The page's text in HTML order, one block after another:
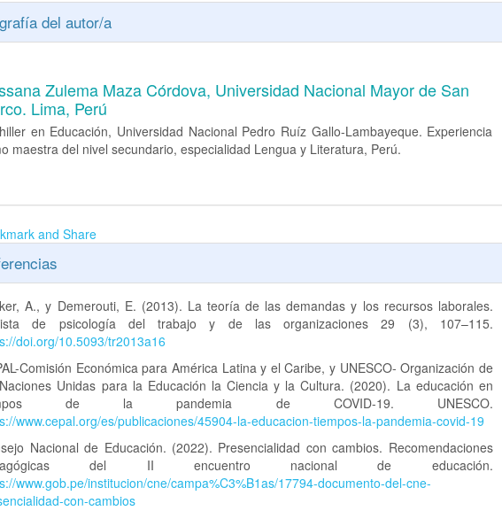
del autor/a
Zulema Maza Córdova, Universidad Nacional Mayor de San
Lima, Perú
en Educación, Universidad Nacional Pedro Ruíz Gallo-Lambayeque. Experiencia
maestra del nivel secundario, especialidad Lengua y Literatura, Perú.
A., y Demerouti, E. (2013). La teoría de las demandas y los recursos laborales.
de psicología del trabajo y de las organizaciones 29 (3), 107–115.
doi.org/10.5093/tr2013a16
Comisión Económica para América Latina y el Caribe, y UNESCO- Organización de
Unidas para la Educación la Ciencia y la Cultura. (2020). La educación en
de la pandemia de COVID-19. UNESCO.
www.cepal.org/es/publicaciones/45904-la-educacion-tiempos-la-pandemia-covid-19
Nacional de Educación. (2022). Presencialidad con cambios. Recomendaciones
del II encuentro nacional de educación.
www.gob.pe/institucion/cne/campa%C3%B1as/17794-documento-del-cne-
con-cambios